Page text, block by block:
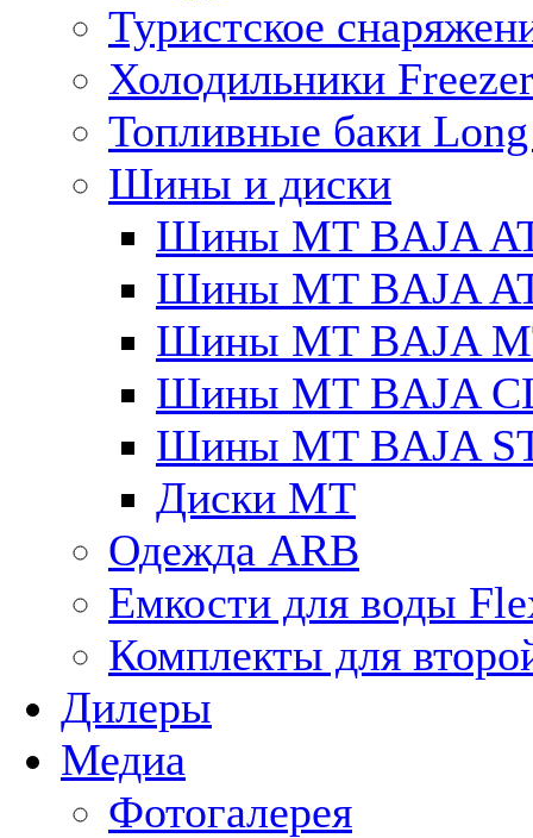
Туристское
Холодильники
Топливные баки
Шины и диски
Шины MT BAJA
Шины MT BAJA
Шины MT BAJA
Шины MT BAJA
Шины MT BAJA
Диски MT
Одежда ARB
Емкости для воды
Комплекты для
Дилеры
Медиа
Фотогалерея